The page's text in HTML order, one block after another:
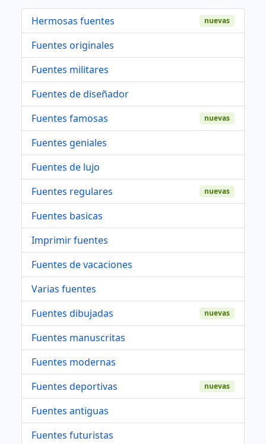
Hermosas fuentes nuevas
Fuentes originales
Fuentes militares
Fuentes de diseñador
Fuentes famosas
nuevas
Fuentes geniales
Fuentes de lujo
Fuentes regulares
nuevas
Fuentes basicas
Imprimir fuentes
Fuentes de vacaciones
Varias fuentes
Fuentes dibujadas
nuevas
Fuentes manuscritas
Fuentes modernas
Fuentes deportivas
nuevas
Fuentes antiguas
Fuentes futuristas